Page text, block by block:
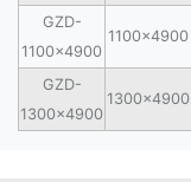
GZD-
1100×4900
1100×4900
GZD-
1300×4900
1300×4900